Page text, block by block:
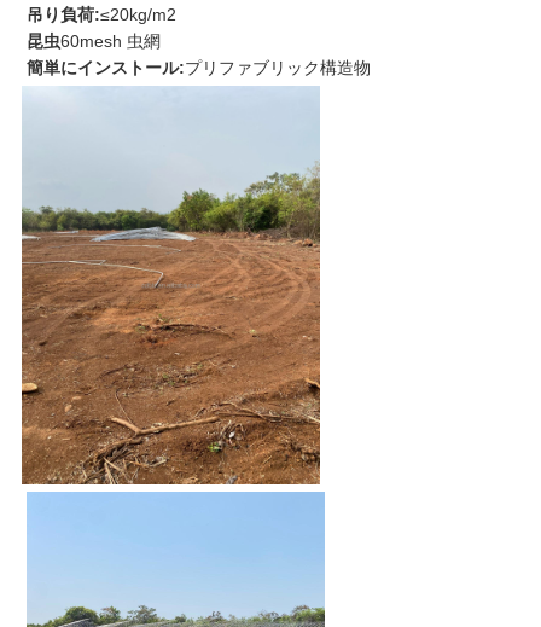
吊り負荷:≤20kg/m2
昆虫60mesh 虫網
簡単にインストール:プリファブリック構造物